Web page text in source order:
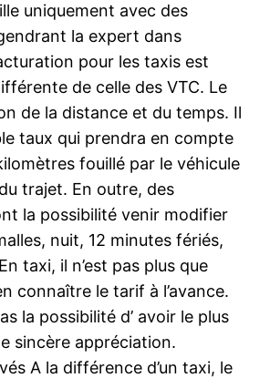
uniquement avec des
la expert dans
pour les taxis est
de celle des VTC. Le
de la distance et du temps. Il
taux qui prendra en compte
fouillé par le véhicule
trajet. En outre, des
la possibilité venir modifier
nuit, 12 minutes fériés,
taxi, il n’est pas plus que
connaître le tarif à l’avance.
la possibilité d’ avoir le plus
sincère appréciation.
A la différence d’un taxi, le